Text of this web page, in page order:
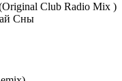
Club Radio Mix )
Сны